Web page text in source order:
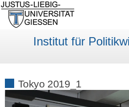
Institut für
Tokyo 2019_1